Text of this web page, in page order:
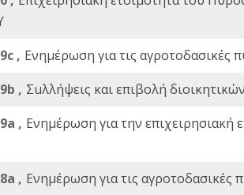
, Ενημέρωση για τις
, Σuλλήψεις και επιβολή
, Ενημέρωση για την
, Ενημέρωση για τις